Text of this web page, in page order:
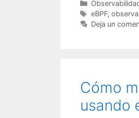
Categorías
Etiquetas
eBPF,
Deja un
Cómo
usando